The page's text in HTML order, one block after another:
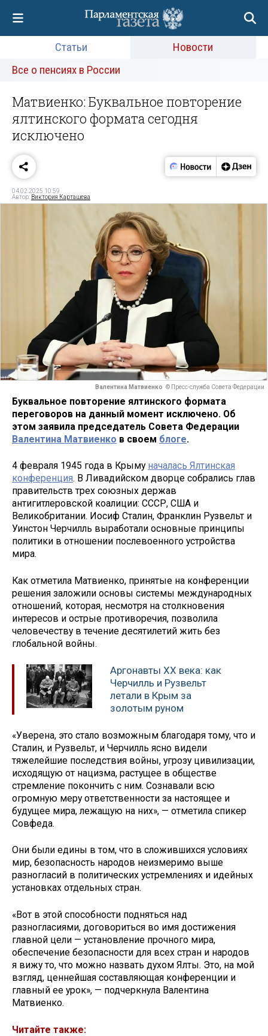
Статьи
Новости
Все о пенсиях в России
Матвиенко: Буквальное повторение
ялтинского формата сегодня
исключено
04.02.2025 10:59
Автор: Виктория Карташева
Валентина Матвиенко © Пресс-служба Совета Федерации
Буквальное повторение ялтинского формата
переговоров на данный момент исключено. Об
этом заявила председатель Совета Федерации
Валентина Матвиенко в своем блоге.
4 февраля 1945 года в Крыму началась Ялтинская
конференция. В Ливадийском дворце собрались глав
правительств трех союзных держав
антигитлеровской коалиции: СССР, США и
Великобритании. Иосиф Сталин, Франклин Рузвельт и
Уинстон Черчилль выработали основные принципы
политики в отношении послевоенного устройства
мира.
Как отметила Матвиенко, принятые на конференции
решения заложили основы системы международных
отношений, которая, несмотря на столкновения
интересов и острые противоречия, позволила
человечеству в течение десятилетий жить без
глобальной войны.
Аргонавты ХХ века: как
Черчилль и Рузвельт
летали в Крым за
золотым руном
«Уверена, это стало возможным благодаря тому, что и
Сталин, и Рузвельт, и Черчилль ясно видели
тяжелейшие последствия войны, угрозу цивилизации,
исходящую от нацизма, растущее в обществе
стремление покончить с ним. Сознавали всю
огромную меру ответственности за настоящее и
будущее мира, лежащую на них», — отметила спикер
Совфеда.
Они были едины в том, что в сложившихся условиях
мир, безопасность народов неизмеримо выше
разногласий в политических устремлениях и идейных
установках отдельных стран.
«Вот в этой способности подняться над
разногласиями, договориться во имя достижения
главной цели — установление прочного мира,
обеспечение безопасности для всех стран и народов
я вижу то, что можно назвать духом Ялты. Это, на мой
взгляд, ценнейшая составляющая конференции и
главный ее урок», — подчеркнула Валентина
Матвиенко.
Читайте также: